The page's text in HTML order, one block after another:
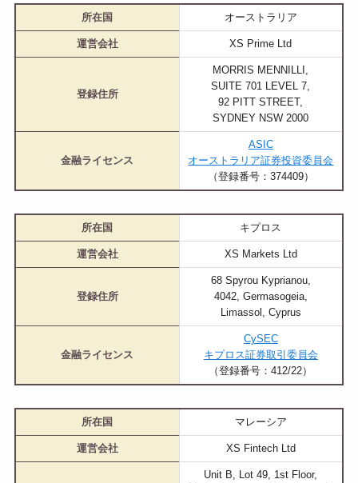
所在国 オーストラリア
運営会社 XS Prime Ltd
登録住所
MORRIS MENNILLI,
SUITE 701 LEVEL 7,
92 PITT STREET,
SYDNEY NSW 2000
金融ライセンス
ASIC
オーストラリア証券投資委員会
（登録番号：374409）
所在国 キプロス
運営会社 XS Markets Ltd
登録住所
68 Spyrou Kyprianou,
4042, Germasogeia,
Limassol, Cyprus
金融ライセンス
CySEC
キプロス証券取引委員会
（登録番号：412/22）
所在国 マレーシア
運営会社 XS Fintech Ltd
Unit B, Lot 49, 1st Floor,